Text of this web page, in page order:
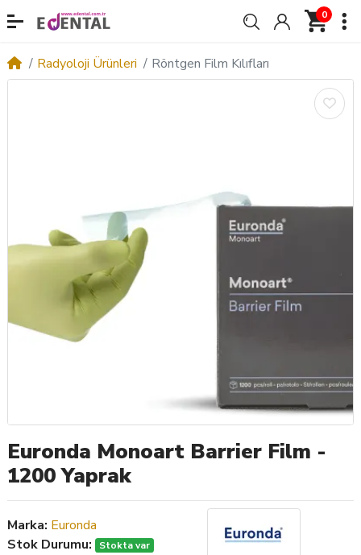
0
Radyoloji Ürünleri Röntgen Film Kılıfları
Euronda Monoart Barrier Film -
1200 Yaprak
Marka: Euronda
Stok Durumu:
Stokta var